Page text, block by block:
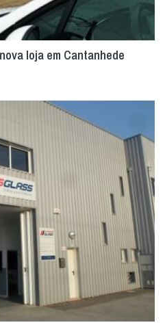
loja em Cantanhede